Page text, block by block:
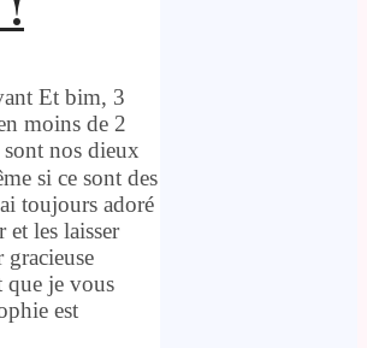
Et bim, 3
moins de 2
sont nos dieux
si ce sont des
toujours adoré
et les laisser
gracieuse
que je vous
est